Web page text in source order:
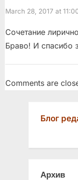
March 28, 2017 at
Сочетание
Браво! И спасибо
Comments are
Блог
Архив